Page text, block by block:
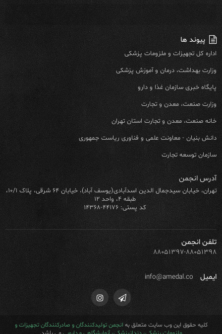
پیوند ها
اداره کل تجهیزات و ملزومات پزشکی
وزارت بهداشت، درمان و آموزش پزشکی
پایگاه خبری سازمان غذا و دارو
وزارت صنعت، معدن و تجارت
خانه صنعت، معدن و تجارت استان تهران
دانش بنیان - معاونت علمی و فناوری ریاست جمهوری
سازمان توسعه تجارت
آدرس انجمن
تهران، خیابان سیدجمال الدین اسدآبادی(یوسف آباد)، خیابان ۶۴ شرقی، پلاک ۱۰/۱،
طبقه ۴، واحد ۱۲
کد پستی: ۴۴۱۷۶-۱۴۳۶۸
تلفن انجمن
۸۸۰۵۱۳۹۷-۸۸۰۵۱۳۹۸
ایمیل info@amedal.co
کلیه حقوق این وب سایت متعلق بهانجمن تولیدکنندگان و صادرکنندگان تجهیزات و